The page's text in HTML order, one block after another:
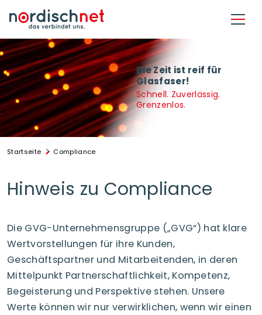
Die Zeit ist reif für
Glasfaser!
Schnell. Zuverlässig.
Grenzenlos.
Startseite Compliance
Hinweis zu Compliance
Die GVG-Unternehmensgruppe („GVG“) hat klare
Wertvorstellungen für ihre Kunden,
Geschäftspartner und Mitarbeitenden, in deren
Mittelpunkt Partnerschaftlichkeit, Kompetenz,
Begeisterung und Perspektive stehen. Unsere
Werte können wir nur verwirklichen, wenn wir einen